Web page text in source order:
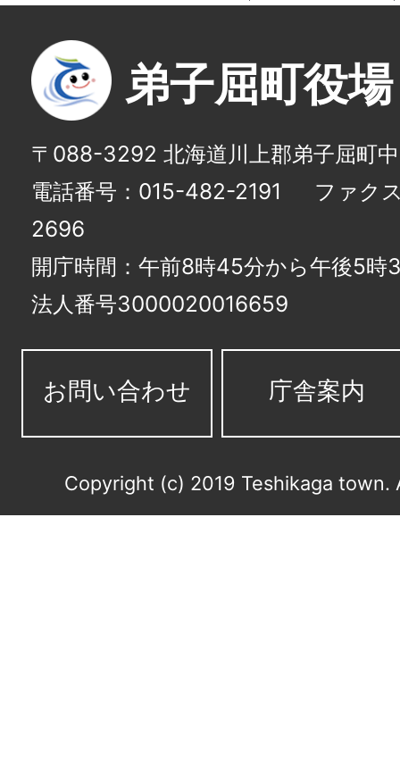
弟子屈町役場
〒088-3292 北海道川上郡弟子屈町
電話番号：015-482-2191
ファク
2696
開庁時間：午前8時45分から午後5時
法人番号3000020016659
お問い合わせ 庁舎案内
Copyright (c) 2019 Teshikaga town.